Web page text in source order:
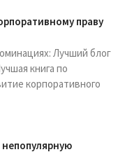
праву
Лучший блог
книга по
корпоративного
непопулярную